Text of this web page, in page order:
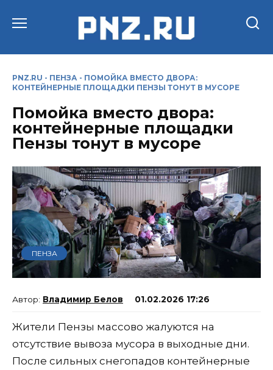
PNZ.RU - ПЕНЗА - ПОМОЙКА ВМЕСТО ДВОРА:
КОНТЕЙНЕРНЫЕ ПЛОЩАДКИ ПЕНЗЫ ТОНУТ В МУСОРЕ
Помойка вместо двора:
контейнерные площадки
Пензы тонут в мусоре
ПЕНЗА
Владимир Белов 01.02.2026 17:26
Жители Пензы массово жалуются на
отсутствие вывоза мусора в выходные дни.
После сильных снегопадов контейнерные